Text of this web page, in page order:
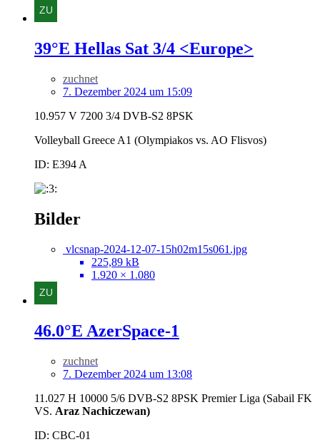
39°E Hellas Sat 3/4 <Europe>
zuchnet
7. Dezember 2024 um 15:09
10.957 V 7200 3/4 DVB-S2 8PSK
Volleyball Greece A1 (Olympiakos vs. AO Flisvos)
ID: E394 A
Bilder
vlcsnap-2024-12-07-15h02m15s061.jpg
225,89 kB
1.920 × 1.080
46.0°E AzerSpace-1
zuchnet
7. Dezember 2024 um 13:08
11.027 H 10000 5/6 DVB-S2 8PSK Premier Liga (Sabail FK
VS. Araz Nachiczewan)
ID: CBC-01